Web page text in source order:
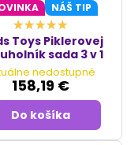
NÁŠ TIP
Toys Piklerovej
sada 3 v 1
nedostupné
158,19 €
Do košíka